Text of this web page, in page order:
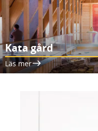
Kata gård
Läs mer